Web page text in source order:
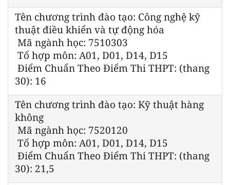
Tên chương trình đào tạo: Công nghệ kỹ
thuật điều khiển và tự động hóa
Mã ngành học: 7510303
Tổ hợp môn: A01, D01, D14, D15
Điểm Chuẩn Theo Điểm Thi THPT: (thang
30): 16
Tên chương trình đào tạo: Kỹ thuật hàng
không
Mã ngành học: 7520120
Tổ hợp môn: A01, D01, D14, D15
Điểm Chuẩn Theo Điểm Thi THPT: (thang
30): 21,5